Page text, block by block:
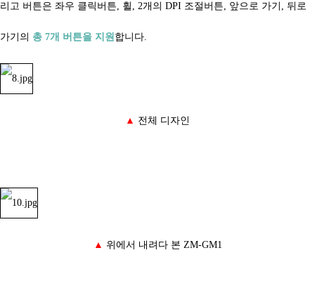
리고 버튼은 좌우 클릭버튼, 휠, 2개의 DPI 조절버튼, 앞으로 가기, 뒤로
가기의 총 7개 버튼을 지원 합니다.
▲ 전체 디자인
▲ 위에서 내려다 본 ZM-GM1